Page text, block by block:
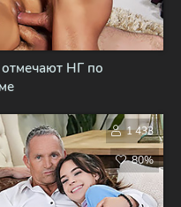
НГ по
1 433
80%